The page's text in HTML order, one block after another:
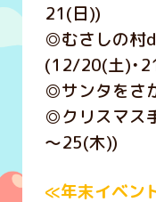
21(日))
◎むさしの村
(12/20(土)・
◎サンタをさ
◎クリスマス
～25(木))
≪年末イベン